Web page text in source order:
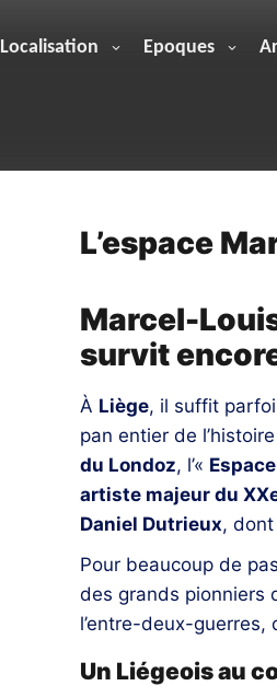
Localisation Epoques
L’espace
Marcel-
survit
À Liège, il suffit
pan entier de
du Londoz, l’«
artiste majeur du
Daniel Dutrieux, dont
Pour beaucoup de
des grands pionniers
l’entre-deux-guerres,
Un Liégeois au